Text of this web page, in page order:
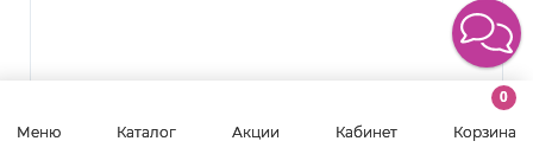
Меню Каталог Акции Кабинет
0
Корзина